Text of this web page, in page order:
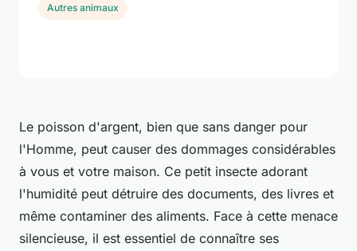
Le poisson d'argent, bien que sans danger pour
l'Homme, peut causer des dommages considérables
à vous et votre maison. Ce petit insecte adorant
l'humidité peut détruire des documents, des livres et
même contaminer des aliments. Face à cette menace
silencieuse, il est essentiel de connaître ses
Autres animaux